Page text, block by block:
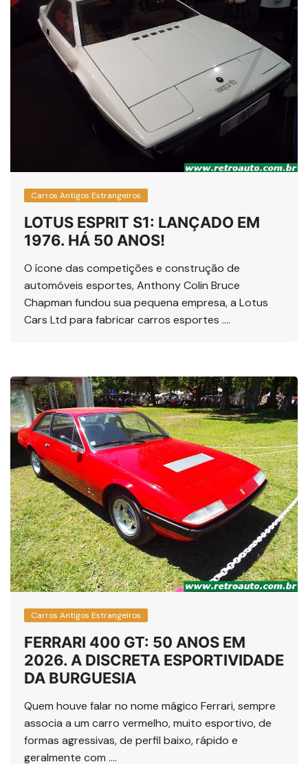
Carros Antigos Estrangeiros
LOTUS ESPRIT S1: LANÇADO EM
1976. HÁ 50 ANOS!
O ícone das competições e construção de
automóveis esportes, Anthony Colin Bruce
Chapman fundou sua pequena empresa, a Lotus
Cars Ltd para fabricar carros esportes ….
Carros Antigos Estrangeiros
FERRARI 400 GT: 50 ANOS EM
2026. A DISCRETA ESPORTIVIDADE
DA BURGUESIA
Quem houve falar no nome mágico Ferrari, sempre
associa a um carro vermelho, muito esportivo, de
formas agressivas, de perfil baixo, rápido e
geralmente com ….